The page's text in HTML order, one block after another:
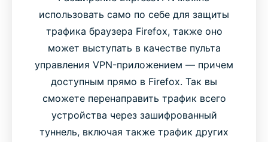
использовать само по себе для защиты
трафика браузера Firefox, также оно
может выступать в качестве пульта
управления VPN-приложением — причем
доступным прямо в Firefox. Так вы
сможете перенаправить трафик всего
устройства через зашифрованный
туннель, включая также трафик других